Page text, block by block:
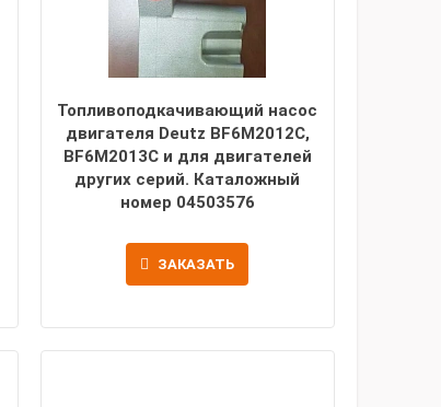
Топливоподкачивающий насос
двигателя Deutz BF6M2012C,
BF6M2013C и для двигателей
других серий. Каталожный
номер 04503576
ЗАКАЗАТЬ